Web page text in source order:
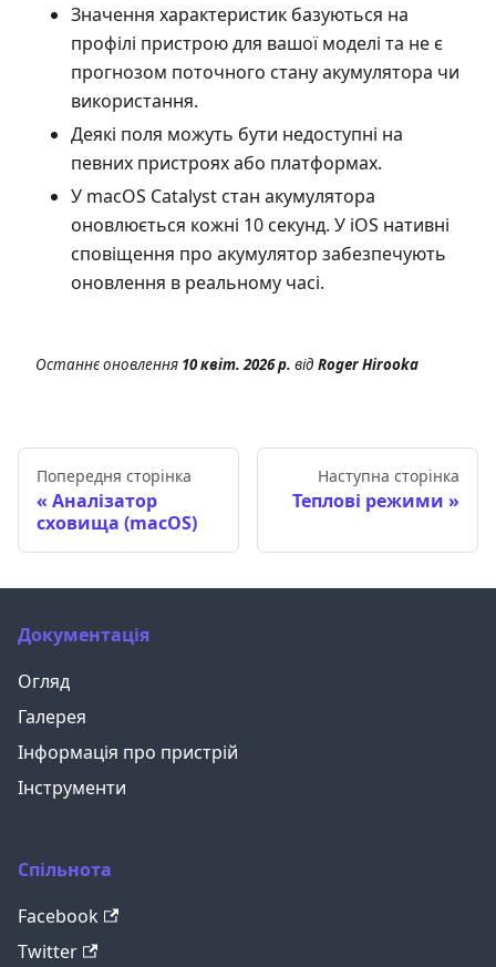
Значення характеристик базуються на
профілі пристрою для вашої моделі та не є
прогнозом поточного стану акумулятора чи
використання.
Деякі поля можуть бути недоступні на
певних пристроях або платформах.
У macOS Catalyst стан акумулятора
оновлюється кожні 10 секунд. У iOS нативні
сповіщення про акумулятор забезпечують
оновлення в реальному часі.
Останнє оновлення 10 квіт. 2026 р. від Roger Hirooka
Попередня сторінка
Аналізатор
сховища (macOS)
Наступна сторінка
Теплові режими
Документація
Огляд
Галерея
Інформація про пристрій
Інструменти
Спільнота
Facebook
Twitter